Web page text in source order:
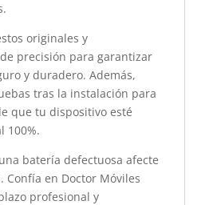
originales y
precisión para garantizar
y duradero. Además,
tras la instalación para
que tu dispositivo esté
100%.
batería defectuosa afecte
Confía en Doctor Móviles
profesional y